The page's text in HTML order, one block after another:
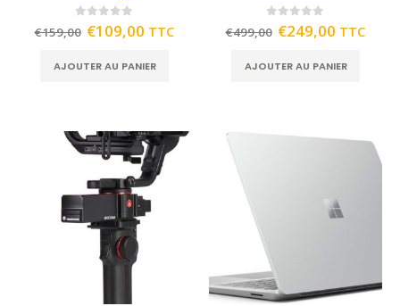
out of 5
€159,00 €109,00 TTC
AJOUTER AU PANIER
out of 5
€499,00 €249,00 TTC
AJOUTER AU PANIER